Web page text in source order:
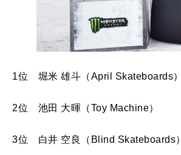
1位 堀米 雄斗（April Skateboards）
2位 池田 大暉（Toy Machine）
3位 白井 空良（Blind Skateboards）